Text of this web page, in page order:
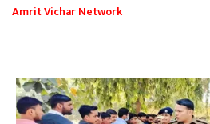
Amrit Vichar Network